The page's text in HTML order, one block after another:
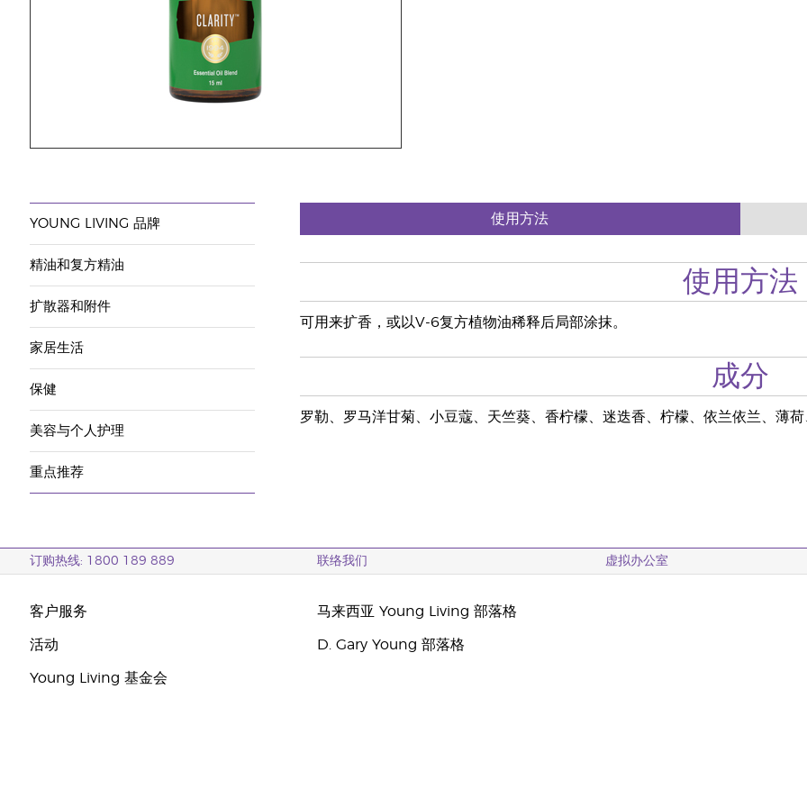
YOUNG LIVING 品牌
精油和复方精油
扩散器和附件
家居生活
保健
美容与个人护理
重点推荐
使用方法
使用方法
可用来扩香，或以V-6复方植物油稀释后局部涂抹。
成分
罗勒、罗马洋甘菊、小豆蔻、天竺葵、香柠檬、迷迭香、柠檬、依兰依兰、薄
订购热线: 1800 189 889 联络我们 虚拟办公室
客户服务
活动
Young Living 基金会
马来西亚 Young Living 部落格
D. Gary Young 部落格